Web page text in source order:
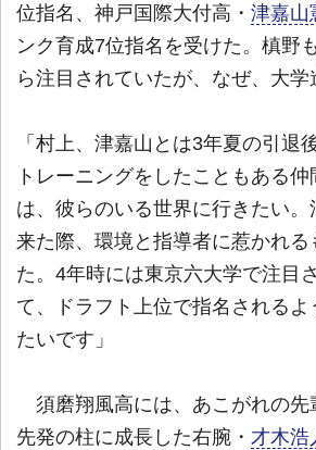
位指名、神戸国際大付高・ 津嘉山
ンク育成7位指名を受けた。槙野
ら注目されていたが、なぜ、大学
「村上、津嘉山とは3年夏の引退
トレーニングをしたこともある
は、彼らのいる世界に行きたい
来た際、環境と指導者に惹かれる
た。4年時には東京六大学で注目
て、ドラフト上位で指名されるよ
たいです」
須磨翔風高には、あこがれの先
先発の柱に成長した右腕・ 才木浩